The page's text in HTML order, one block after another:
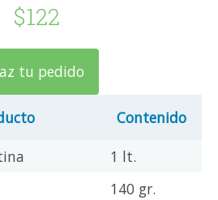
$122
tu pedido
Contenido
1 lt.
140 gr.